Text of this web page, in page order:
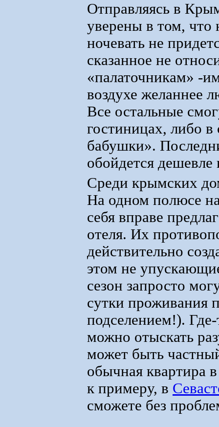
Отправляясь в
уверены в том, что
ночевать не
сказанное не
«палаточникам» -
воздухе желаннее
Все остальные
гостиницах, либо в
бабушки».
обойдется дешевле
Среди крымских
На одном полюсе
себя вправе
отеля. Их
действительно
этом не
сезон запросто
сутки проживания
подселением!).
можно отыскать
может быть
обычная квартира
к примеру, в
сможете без